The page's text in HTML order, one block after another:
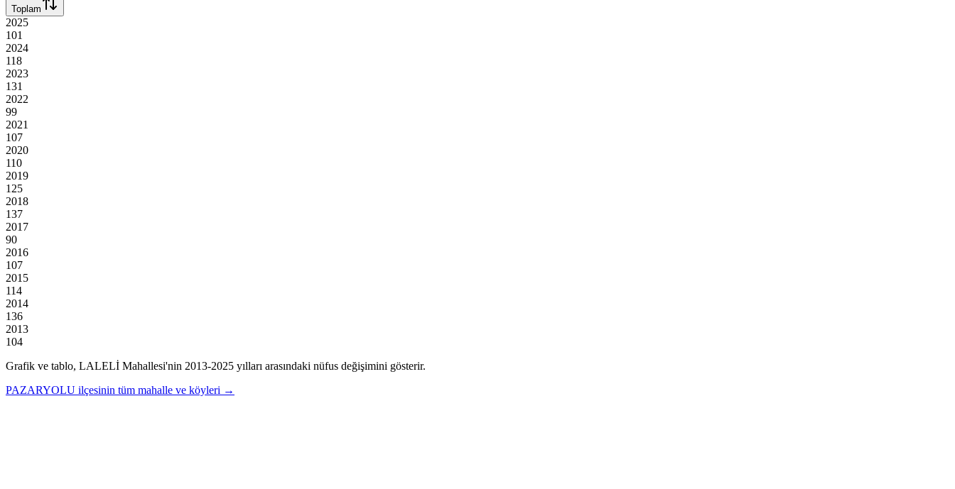
Toplam
2025
101
2024
118
2023
131
2022
99
2021
107
2020
110
2019
125
2018
137
2017
90
2016
107
2015
114
2014
136
2013
104
Grafik ve tablo, LALELİ Mahallesi'nin 2013-2025 yılları arasındaki nüfus değişimini gösterir.
PAZARYOLU ilçesinin tüm mahalle ve köyleri →